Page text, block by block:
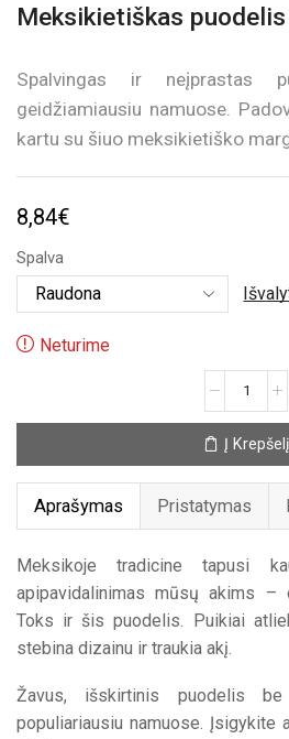
Meksikietiškas
Spalvingas ir neįprastas
geidžiamiausiu namuose.
kartu su šiuo meksikietiško
8,84€
Spalva
Neturime
puodelis
Į Krepšelį
Aprašymas Pristatymas
Meksikoje tradicine tapusi
apipavidalinimas mūsų akims –
Toks ir šis puodelis. Puikiai
stebina dizainu ir traukia akį.
Žavus, išskirtinis puodelis
populiariausiu namuose. Įsigykite